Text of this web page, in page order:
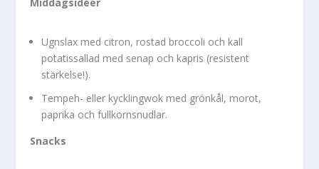
Ugnslax med citron, rostad broccoli och kall
potatissallad med senap och kapris (resistent
stärkelse!).
Tempeh- eller kycklingwok med grönkål, morot,
paprika och fullkornsnudlar.
Snacks